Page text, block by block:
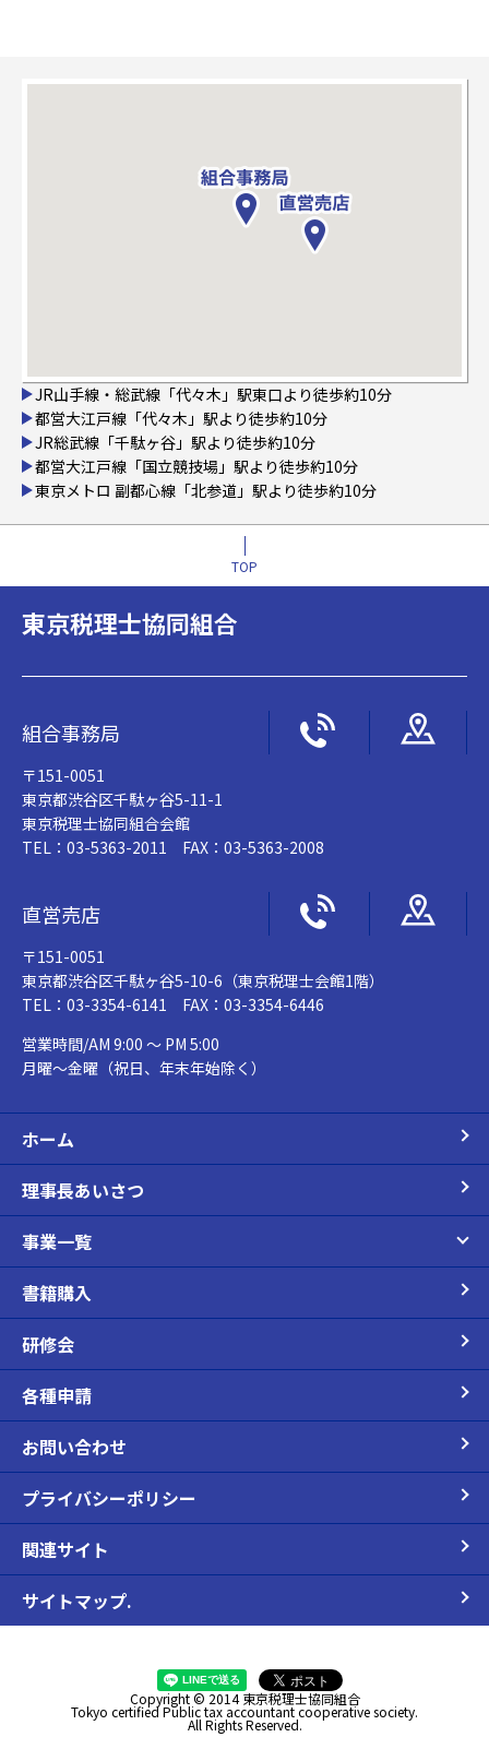
JR山手線・総武線「代々木」駅東口より徒歩約10分
都営大江戸線「代々木」駅より徒歩約10分
JR総武線「千駄ヶ谷」駅より徒歩約10分
都営大江戸線「国立競技場」駅より徒歩約10分
東京メトロ 副都心線「北参道」駅より徒歩約10分
TOP
東京税理士協同組合
組合事務局
〒151-0051
東京都渋谷区千駄ヶ谷5-11-1
東京税理士協同組合会館
TEL：03-5363-2011 FAX：03-5363-2008
直営売店
〒151-0051
東京都渋谷区千駄ヶ谷5-10-6（東京税理士会館1階）
TEL：03-3354-6141 FAX：03-3354-6446
営業時間/AM 9:00 ～ PM 5:00
月曜～金曜（祝日、年末年始除く）
ホーム
理事長あいさつ
事業一覧
書籍購入
研修会
各種申請
お問い合わせ
プライバシーポリシー
関連サイト
サイトマップ.
Copyright © 2014 東京税理士協同組合
Tokyo certified Public tax accountant cooperative society.
All Rights Reserved.